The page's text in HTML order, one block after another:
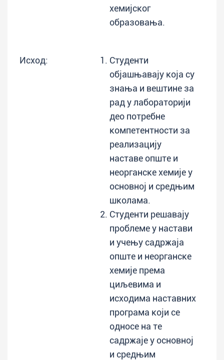
хемијског
образовања.
Исход:
Студенти
објашњавају која су
знања и вештине за
рад у лабораторији
део потребне
компетентности за
реализацију
наставе опште и
неорганске хемије у
основној и средњим
школама.
Студенти решавају
проблеме у настави
и учењу садржаја
опште и неорганске
хемије према
циљевима и
исходима наставних
програма који се
односе на те
садржаје у основној
и средњим